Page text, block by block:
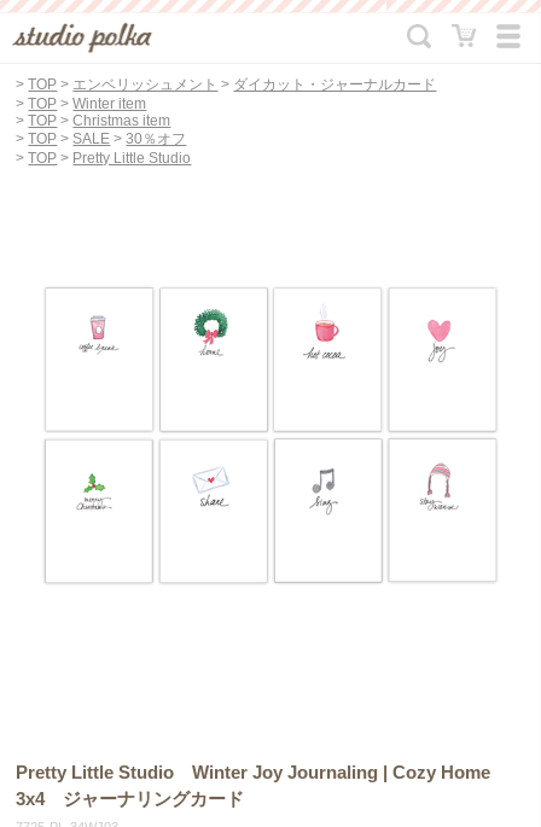
>TOP > エンベリッシュメント > ダイカット・ジャーナルカード
>TOP >Winter item
>TOP >Christmas item
>TOP > SALE >30％オフ
>TOP > Pretty Little Studio
Pretty Little Studio Winter Joy Journaling | Cozy Home
3x4 ジャーナリングカード